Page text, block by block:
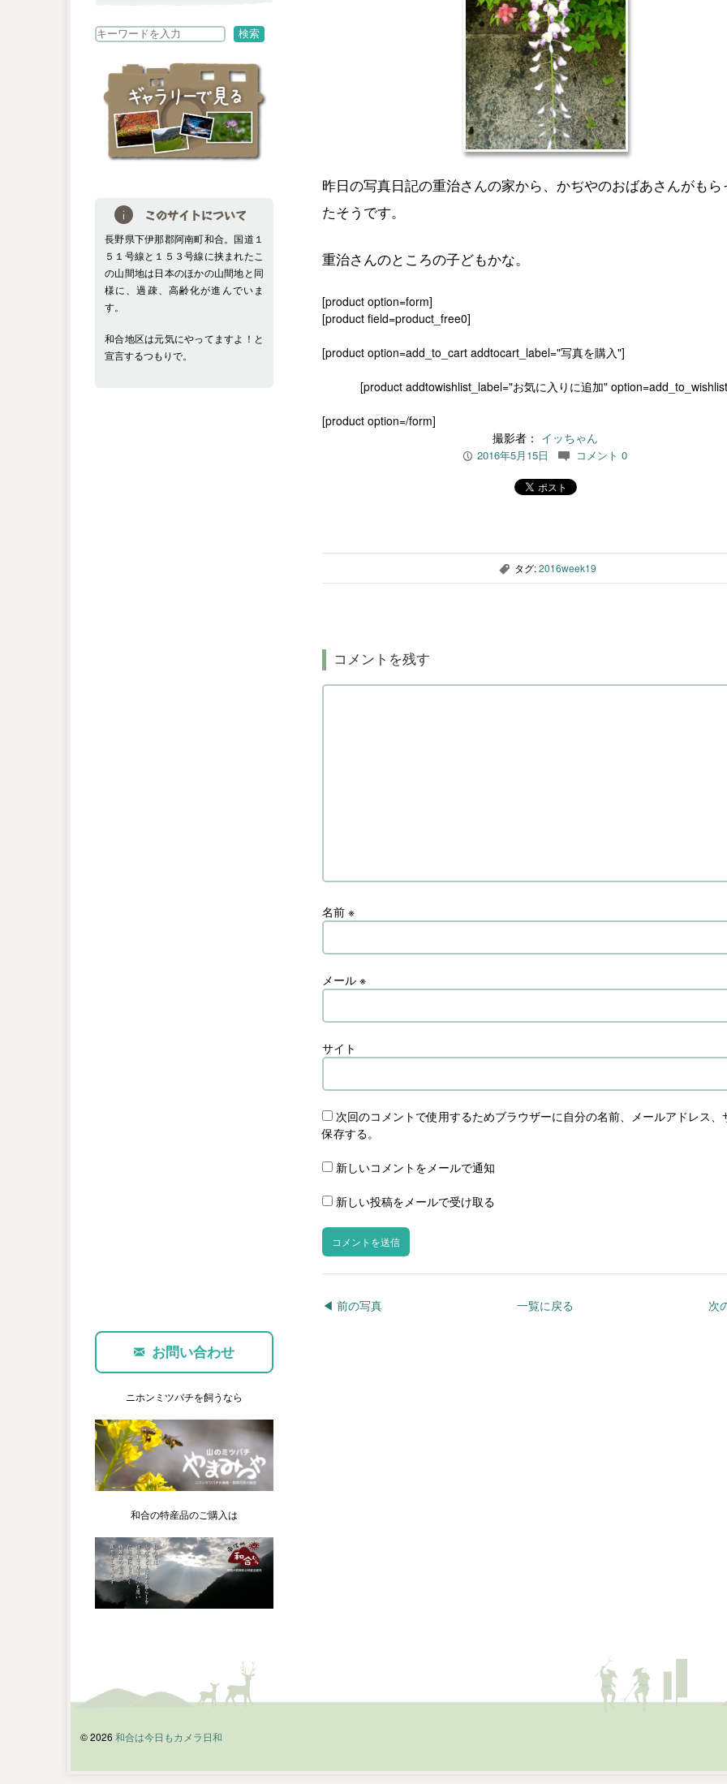
昨日の写真日記の重治さんの家から、かぢやのおばあさんがもら
たそうです。
重治さんのところの子どもかな。
[product option=form]
[product field=product_free0]
[product option=add_to_cart addtocart_label="写真を購入"]
[product addtowishlist_label="お気に入りに追加"
[product option=/form]
撮影者： イッちゃん
P 2016年5月15日 c コメント 0
, タグ:2016week19
コメントを残す
名前 ※
メール ※
サイト
次回のコメントで使用するためブラウザーに自分の名前、メールアドレス、
保存する。
新しいコメントをメールで通知
新しい投稿をメールで受け取る
◀︎ 前の写真 次
一覧に戻る
検
検索
このサイトについて
長野県下伊那郡阿南町和合。国道１
５１号線と１５３号線に挟まれたこ
の山間地は日本のほかの山間地と同
様に、過疎、高齢化が進んでいま
す。
和合地区は元気にやってますよ！と
宣言するつもりで。
お問い合わせ
ニホンミツバチを飼うなら
和合の特産品のご購入は
© 2026 和合は今日もカメラ日和